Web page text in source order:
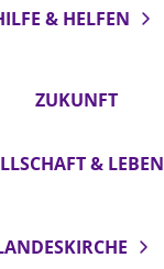
& HELFEN
ZUKUNFT
& LEBEN